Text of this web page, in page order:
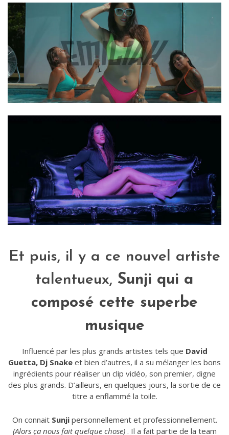
Et puis, il y a ce nouvel artiste
talentueux, Sunji qui a
composé cette superbe
musique
Influencé par les plus grands artistes tels que David
Guetta, Dj Snake et bien d’autres, il a su mélanger les bons
ingrédients pour réaliser un clip vidéo, son premier, digne
des plus grands. D’ailleurs, en quelques jours, la sortie de ce
titre a enflammé la toile.
On connait Sunjipersonnellement et professionnellement.
(Alors ça nous fait quelque chose). Il a fait partie de la team